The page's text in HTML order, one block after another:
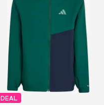
DEAL